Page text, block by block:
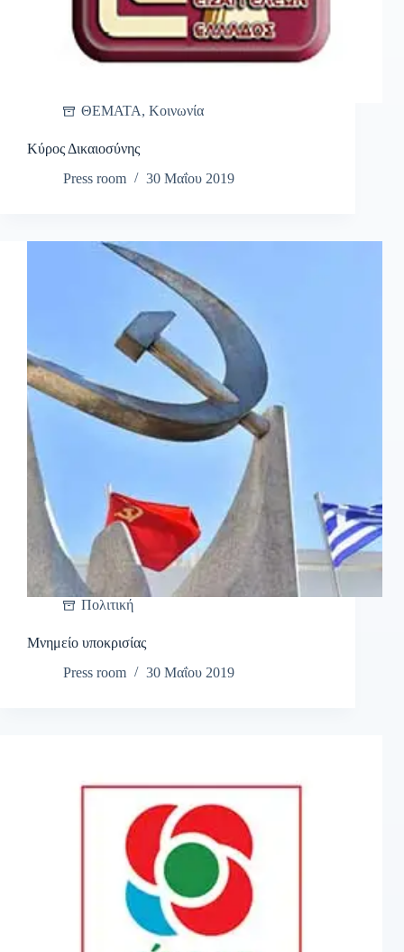
ΘΕΜΑΤΑ, Κοινωνία
Κύρος Δικαιοσύνης
Press room
30 Μαΐου 2019
Πολιτική
Μνημείο υποκρισίας
Press room
30 Μαΐου 2019